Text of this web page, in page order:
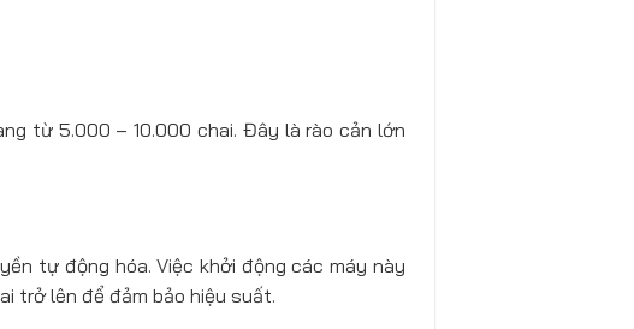
từ 5.000 – 10.000 chai. Đây là rào cản lớn
tự động hóa. Việc khởi động các máy này
trở lên để đảm bảo hiệu suất.